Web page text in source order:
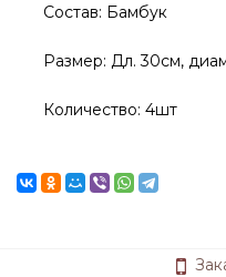
Состав: Бамбук
Размер: Дл. 30см,
Количество: 4шт